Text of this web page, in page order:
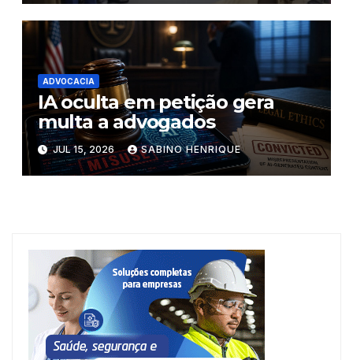
ADVOCACIA
IA oculta em petição gera
multa a advogados
JUL 15, 2026 SABINO HENRIQUE